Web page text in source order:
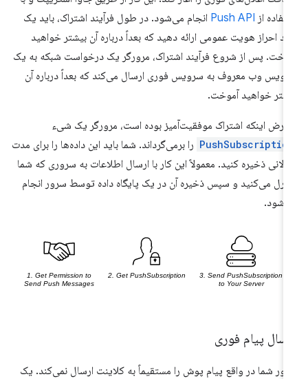
ازPush APIانجام می‌شود. در طول فرآیند اشتراک، باید یک
احراز هویت عمومی ارائه دهید که بعداً درباره آن بیشتر خواهید
پس از شروع فرآیند اشتراک، مرورگر یک درخواست شبکه به یک
وب معروف به سرویس فوری ارسال می‌کند که بعداً درباره آن
خواهید آموخت.
فرض اینکه اشتراک موفقیت‌آمیز بوده است، مرورگر یک شیء
را برمی‌گرداند. شما باید این داده‌ها را برای مدت
ذخیره کنید. معمولاً این کار با ارسال اطلاعات به سروری که شما
می‌کنید و سپس ذخیره آن در یک پایگاه داده توسط سرور انجام
پیام فوری
شما در واقع پیام پوش را مستقیماً به کلاینت ارسال نمی‌کند. یک